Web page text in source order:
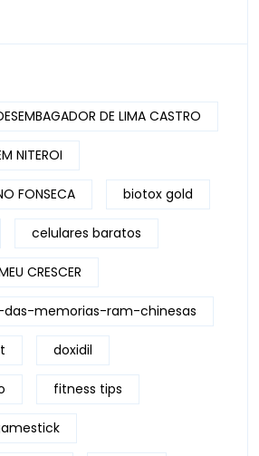
DE LIMA CASTRO
NITEROI
FONSECA biotox gold
celulares baratos
CRESCER
memorias-ram-chinesas
doxidil
fitness tips